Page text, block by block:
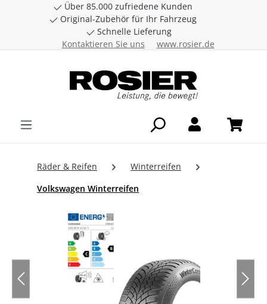
Zum Hauptinhalt springen
Über 85.000 zufriedene Kunden
Original-Zubehör für Ihr Fahrzeug
Schnelle Lieferung
Kontaktieren Sie uns
www.rosier.de
Räder & Reifen
Winterreifen
Volkswagen Winterreifen
Bildergalerie überspringen